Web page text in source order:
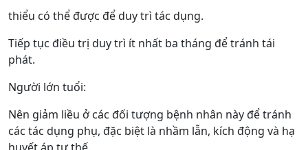
thiểu có thể được để duy trì tác dụng.
Tiếp tục điều trị duy trì ít nhất ba tháng để tránh tái
phát.
Người lớn tuổi:
Nên giảm liều ở các đối tượng bệnh nhân này để tránh
các tác dụng phụ, đặc biệt là nhầm lẫn, kích động và hạ